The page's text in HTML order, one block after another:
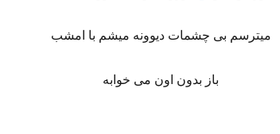
میترسم بی چشمات دیوونه میشم با امشب
باز بدون اون می خوابه